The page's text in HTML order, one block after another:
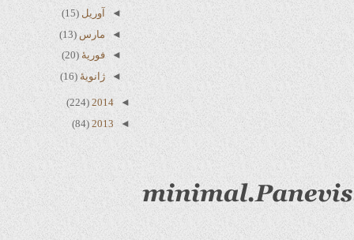
◄ آوریل(15)
◄
مارس(13)
فوریهٔ(20)
ژانویهٔ (16)
◄
2014
(224)
2013
(84)